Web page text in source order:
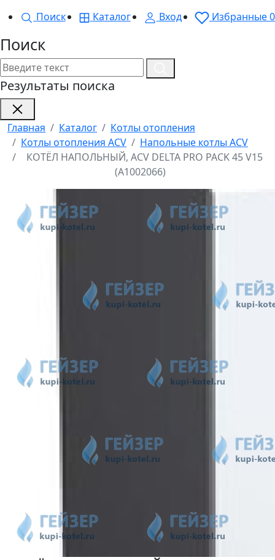
Поиск
Каталог Вход Избранные0
Поиск
Результаты поиска
Главная Каталог
Котлы отопления
Котлы отопления ACV
Напольные котлы ACV
КОТЁЛ НАПОЛЬНЫЙ, ACV DELTA PRO PACK 45 V15
(A1002066)